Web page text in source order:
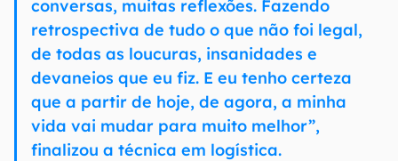
conversas, muitas reflexões. Fazendo
retrospectiva de tudo o que não foi legal,
de todas as loucuras, insanidades e
devaneios que eu fiz. E eu tenho certeza
que a partir de hoje, de agora, a minha
vida vai mudar para muito melhor”,
finalizou a técnica em logística.